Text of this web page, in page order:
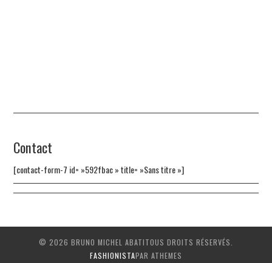
Contact
[contact-form-7 id= »592fbac » title= »Sans titre »]
© 2026 BRUNO MICHEL ABATITOUS DROITS RÉSERVÉS.
FASHIONISTAPAR ATHEMES